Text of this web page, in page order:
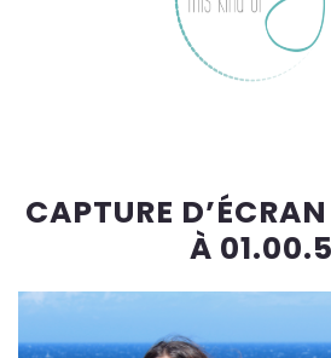
CAPTURE
À